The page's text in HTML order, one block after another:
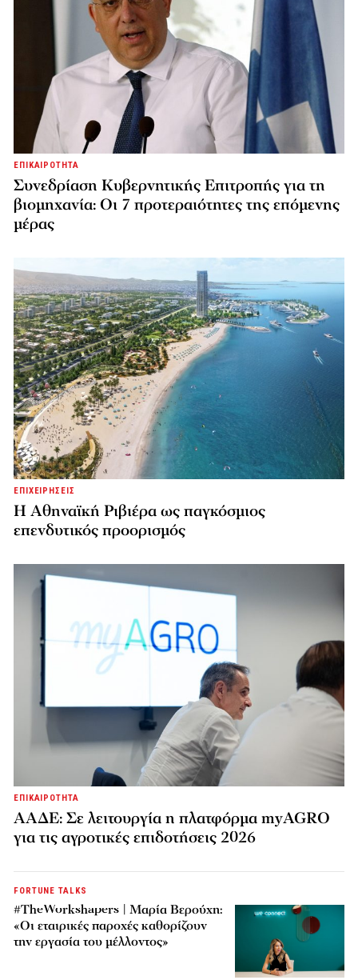
ΕΠΙΚΑΙΡΟΤΗΤΑ
Συνεδρίαση Κυβερνητικής Επιτροπής για τη
βιομηχανία: Οι 7 προτεραιότητες της επόμενης
μέρας
ΕΠΙΧΕΙΡΗΣΕΙΣ
Η Αθηναϊκή Ριβιέρα ως παγκόσμιος
επενδυτικός προορισμός
ΕΠΙΚΑΙΡΟΤΗΤΑ
ΑΑΔΕ: Σε λειτουργία η πλατφόρμα myAGRO
για τις αγροτικές επιδοτήσεις 2026
FORTUNE TALKS
#TheWorkshapers | Μαρία Βερούχη:
«Οι εταιρικές παροχές καθορίζουν
την εργασία του μέλλοντος»